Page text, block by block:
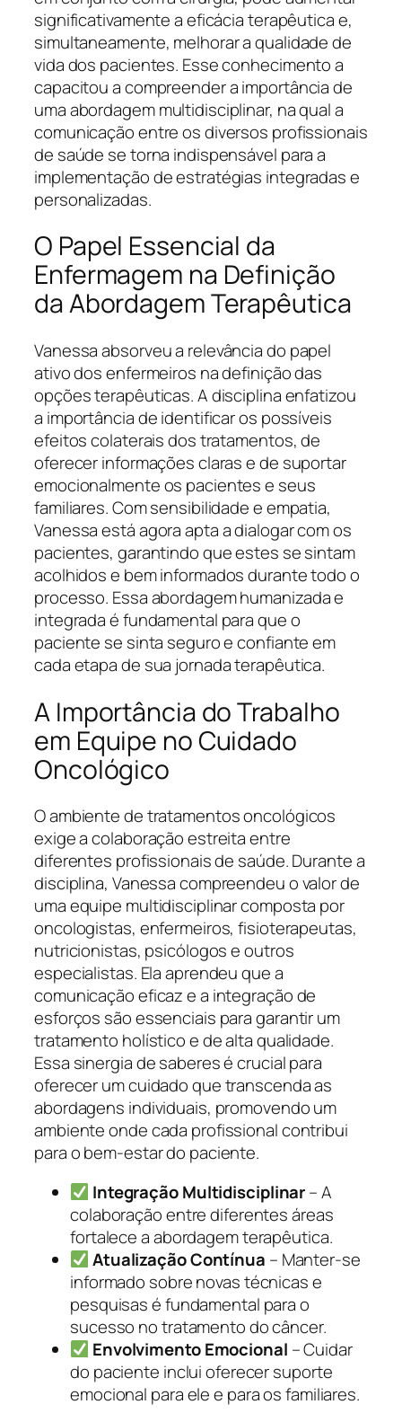
significativamente a eficácia terapêutica e,
simultaneamente, melhorar a qualidade de
vida dos pacientes. Esse conhecimento a
capacitou a compreender a importância de
uma abordagem multidisciplinar, na qual a
comunicação entre os diversos profissionais
de saúde se torna indispensável para a
implementação de estratégias integradas e
personalizadas.
O Papel Essencial da
Enfermagem na Definição
da Abordagem Terapêutica
Vanessa absorveu a relevância do papel
ativo dos enfermeiros na definição das
opções terapêuticas. A disciplina enfatizou
a importância de identificar os possíveis
efeitos colaterais dos tratamentos, de
oferecer informações claras e de suportar
emocionalmente os pacientes e seus
familiares. Com sensibilidade e empatia,
Vanessa está agora apta a dialogar com os
pacientes, garantindo que estes se sintam
acolhidos e bem informados durante todo o
processo. Essa abordagem humanizada e
integrada é fundamental para que o
paciente se sinta seguro e confiante em
cada etapa de sua jornada terapêutica.
A Importância do Trabalho
em Equipe no Cuidado
Oncológico
O ambiente de tratamentos oncológicos
exige a colaboração estreita entre
diferentes profissionais de saúde. Durante a
disciplina, Vanessa compreendeu o valor de
uma equipe multidisciplinar composta por
oncologistas, enfermeiros, fisioterapeutas,
nutricionistas, psicólogos e outros
especialistas. Ela aprendeu que a
comunicação eficaz e a integração de
esforços são essenciais para garantir um
tratamento holístico e de alta qualidade.
Essa sinergia de saberes é crucial para
oferecer um cuidado que transcenda as
abordagens individuais, promovendo um
ambiente onde cada profissional contribui
para o bem-estar do paciente.
Integração Multidisciplinar– A
colaboração entre diferentes áreas
fortalece a abordagem terapêutica.
Atualização Contínua – Manter-se
informado sobre novas técnicas e
pesquisas é fundamental para o
sucesso no tratamento do câncer.
Envolvimento Emocional – Cuidar
do paciente inclui oferecer suporte
emocional para ele e para os familiares.